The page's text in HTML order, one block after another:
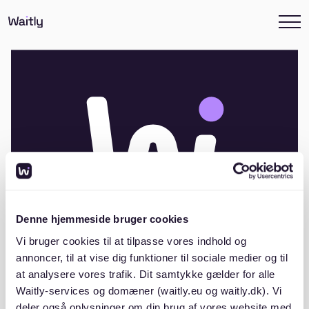
Denne hjemmeside bruger cookies
Vi bruger cookies til at tilpasse vores indhold og
annoncer, til at vise dig funktioner til sociale medier og til
at analysere vores trafik. Dit samtykke gælder for alle
Waitly-services og domæner (waitly.eu og waitly.dk). Vi
Andelsboligforeningen Friskolevej,
Fasterholt